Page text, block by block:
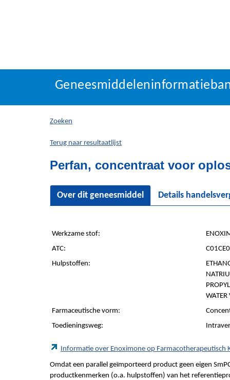
U
hier:
Zoeken
Terug naar resultaatlijst
Perfan, concentraat voor
Over dit geneesmiddel Details
Werkzame stof:
ATC:
Hulpstoffen:
WATER
Farmaceutische vorm:
Toedieningsweg:
Informatie over Enoximone op Farmacotherapeutisch
Omdat een parallel geïmporteerd product geen eigen
productkenmerken (o.a. hulpstoffen) van het